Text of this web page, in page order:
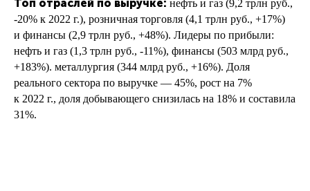
Топ отраслей по выручке: нефть и газ (9,2 трлн руб.,
-20% к 2022 г.), розничная торговля (4,1 трлн руб., +17%)
и финансы (2,9 трлн руб., +48%). Лидеры по прибыли:
нефть и газ (1,3 трлн руб., -11%), финансы (503 млрд руб.,
+183%). металлургия (344 млрд руб., +16%). Доля
реального сектора по выручке — 45%, рост на 7%
к 2022 г., доля добывающего снизилась на 18% и составила
31%.